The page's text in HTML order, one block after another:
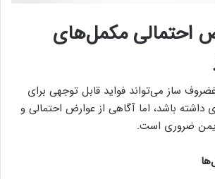
احتمالی مکمل‌های
ساز می‌تواند فواید قابل توجهی برای
باشد، اما آگاهی از عوارض احتمالی و
ضروری است.